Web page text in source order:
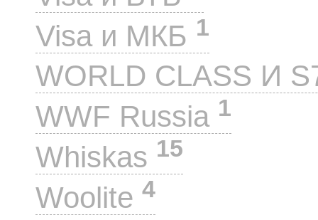
Visa и МКБ 1
WORLD CLASS И
WWF Russia 1
Whiskas 15
Woolite 4